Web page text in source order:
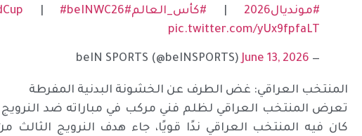
#مونديال2026
#كأس_العالم#FIFAWorldCup2026
#beINWC26
pic.twitter.com/yUx9fpfaLT
— beIN SPORTS (@beINSPORTS)
June 13, 2026
المنتخب العراقي: غض الطرف عن الخشونة البدنية المفرطة
كان فيه المنتخب العراقي ندًا قويًا، جاء هدف النرويج